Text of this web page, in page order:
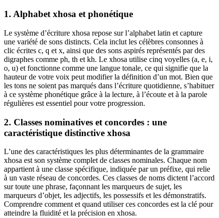
1. Alphabet xhosa et phonétique
Le système d’écriture xhosa repose sur l’alphabet latin et capture
une variété de sons distincts. Cela inclut les célèbres consonnes à
clic écrites c, q et x, ainsi que des sons aspirés représentés par des
digraphes comme ph, th et kh. Le xhosa utilise cinq voyelles (a, e, i,
o, u) et fonctionne comme une langue tonale, ce qui signifie que la
hauteur de votre voix peut modifier la définition d’un mot. Bien que
les tons ne soient pas marqués dans l’écriture quotidienne, s’habituer
à ce système phonétique grâce à la lecture, à l’écoute et à la parole
régulières est essentiel pour votre progression.
2. Classes nominatives et concordes : une
caractéristique distinctive xhosa
L’une des caractéristiques les plus déterminantes de la grammaire
xhosa est son système complet de classes nominales. Chaque nom
appartient à une classe spécifique, indiquée par un préfixe, qui relie
à un vaste réseau de concordes. Ces classes de noms dictent l’accord
sur toute une phrase, façonnant les marqueurs de sujet, les
marqueurs d’objet, les adjectifs, les possessifs et les démonstratifs.
Comprendre comment et quand utiliser ces concordes est la clé pour
atteindre la fluidité et la précision en xhosa.